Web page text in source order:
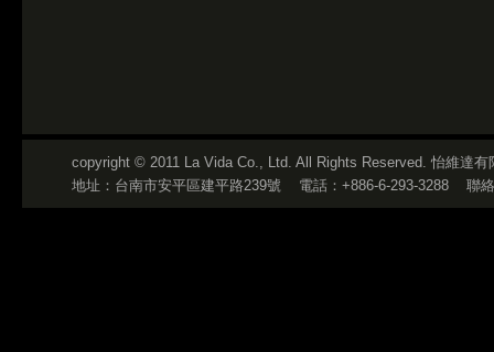
copyright © 2011 La Vida Co., Ltd. All Rights Reserved. 怡維達有
地址：台南市安平區建平路239號
電話：+886-6-293-3288 聯